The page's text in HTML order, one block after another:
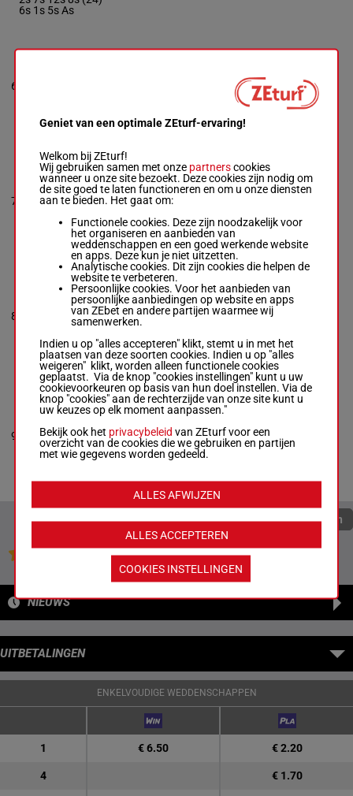
6s 1s 5s As
6
JIPCOT
1h 8h 7h 3h
(25) Ah 19h 4h
3h (24) 1h 8h
7
HOE JOLY SMOKE
Skelton H.-D
Skelton
R/8 -68 kg
6s (25) 5s 3s 3s
Ds 1s (24) 5s 1s
2s (23) 2h 3h Ah
R/8 68 kg
6s (25) 5s 3s
3s Ds 1s (24)
2h 3h Ah
8
DUBAI DAYS
- N W
66.5 kg
6s 1s (25) 8s 4s 2s
Ts 2s 1s (24) 2s 1s
2s 4s
R/1266.5
kg
6s 1s (25) 8s
4s 2s Ts 2s 1s
9
HOMBRE DE
GUERRA
Wadge Pat.-L
Russell & M
Scudamore
R/8 -65.5 kg
6s (25) 8s 4s 1s 1s
(23) 4h 2h 5h
R/8 65.5
kg
6s (25) 8s 4s
1s 1s (24) 2s
7h 1h 3h (23)
4h 2h 5h
Quoteringen verversen
Jouw favoriete paarden
NIEUWS
UITBETALINGEN
ENKELVOUDIGE WEDDENSCHAPPEN
1 € 6.50 € 2.20
4 € 1.70
Geniet van een optimale ZEturf-ervaring!
Welkom bij ZEturf!
Wij gebruiken samen met onze partnerscookies
wanneer u onze site bezoekt. Deze cookies zijn nodig om
de site goed te laten functioneren en om u onze diensten
aan te bieden. Het gaat om:
Functionele cookies. Deze zijn noodzakelijk voor
het organiseren en aanbieden van
weddenschappen en een goed werkende website
en apps. Deze kun je niet uitzetten.
Analytische cookies. Dit zijn cookies die helpen de
website te verbeteren.
Persoonlijke cookies. Voor het aanbieden van
persoonlijke aanbiedingen op website en apps
van ZEbet en andere partijen waarmee wij
samenwerken.
Indien u op "alles accepteren" klikt, stemt u in met het
plaatsen van deze soorten cookies. Indien u op "alles
weigeren" klikt, worden alleen functionele cookies
geplaatst. Via de knop "cookies instellingen" kunt u uw
cookievoorkeuren op basis van hun doel instellen. Via de
knop "cookies" aan de rechterzijde van onze site kunt u
uw keuzes op elk moment aanpassen."
Bekijk ook het privacybeleid van ZEturf voor een
overzicht van de cookies die we gebruiken en partijen
met wie gegevens worden gedeeld.
ALLES ACCEPTEREN
ALLES AFWIJZEN
COOKIES INSTELLINGEN